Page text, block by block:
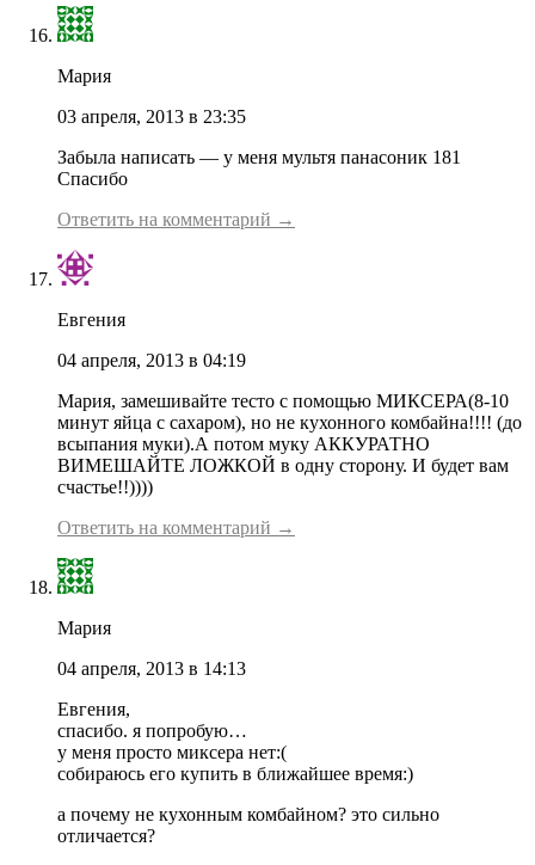
Мария
03 апреля, 2013 в 23:35
Забыла написать — у меня мультя панасоник 181
Спасибо
Ответить на комментарий →
Евгения
04 апреля, 2013 в 04:19
Мария, замешивайте тесто с помощью МИКСЕРА(8-10
минут яйца с сахаром), но не кухонного комбайна!!!! (до
всыпания муки).А потом муку АККУРАТНО
ВИМЕШАЙТЕ ЛОЖКОЙ в одну сторону. И будет вам
счастье!!))))
Ответить на комментарий →
Мария
04 апреля, 2013 в 14:13
Евгения,
спасибо. я попробую…
у меня просто миксера нет:(
собираюсь его купить в ближайшее время:)
а почему не кухонным комбайном? это сильно
отличается?